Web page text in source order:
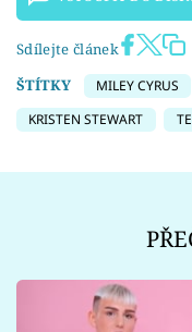
Sdílejte článek
ŠTÍTKY
MILEY CYRUS
KRISTEN STEWART